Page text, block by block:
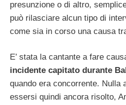
presunzione o di altro,
può rilasciare alcun tipo di
come sia in corso una causa
E’ stata la cantante a fare
incidente capitato durante
quando era concorrente. Nulla
essersi quindi ancora risolto,